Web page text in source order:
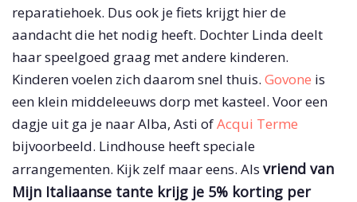
reparatiehoek. Dus ook je fiets krijgt hier de
aandacht die het nodig heeft. Dochter Linda deelt
haar speelgoed graag met andere kinderen.
Kinderen voelen zich daarom snel thuis. Govone is
een klein middeleeuws dorp met kasteel. Voor een
dagje uit ga je naar Alba, Asti ofAcqui Terme
bijvoorbeeld. Lindhouse heeft speciale
arrangementen. Kijk zelf maar eens. Als vriend van
Mijn Italiaanse tante krijg je 5% korting per